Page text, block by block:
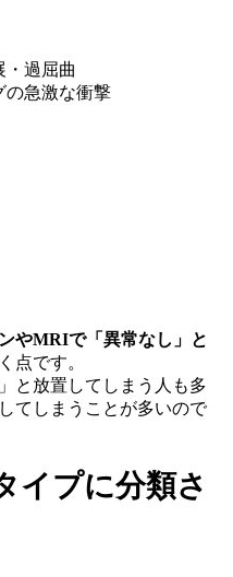
・過屈曲
の急激な衝撃
やMRIで「異常なし」と
点です。
と放置してしまう人も多
てしまうことが多いので
イプに分類さ